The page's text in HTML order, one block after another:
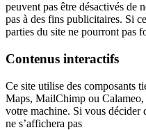
peuvent pas être désactivés de
pas à des fins publicitaires. Si
parties du site ne pourront pas
Contenus interactifs
Ce site utilise des composants
Maps, MailChimp ou Calameo,
votre machine. Si vous décider
ne s’affichera pas